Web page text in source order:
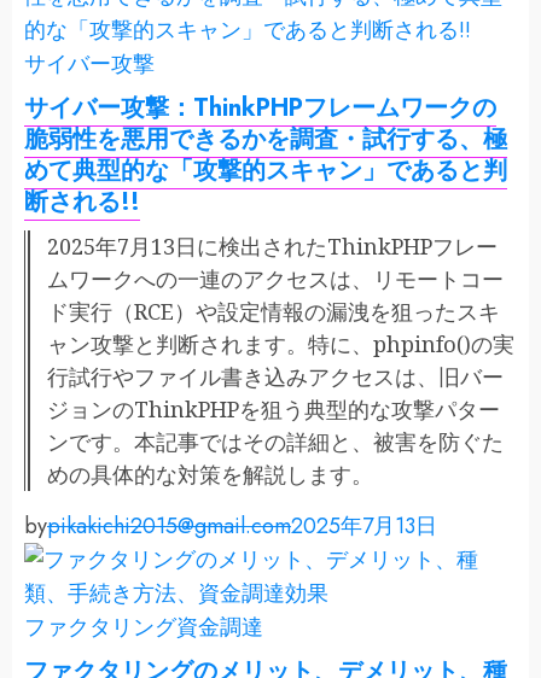
サイバー攻撃
サイバー攻撃：ThinkPHPフレームワークの
脆弱性を悪用できるかを調査・試行する、極
めて典型的な「攻撃的スキャン」であると判
断される!!
2025年7月13日に検出されたThinkPHPフレー
ムワークへの一連のアクセスは、リモートコー
ド実行（RCE）や設定情報の漏洩を狙ったスキ
ャン攻撃と判断されます。特に、phpinfo()の実
行試行やファイル書き込みアクセスは、旧バー
ジョンのThinkPHPを狙う典型的な攻撃パター
ンです。本記事ではその詳細と、被害を防ぐた
めの具体的な対策を解説します。
bypikakichi2015@gmail.com2025年7月13日
ファクタリング資金調達